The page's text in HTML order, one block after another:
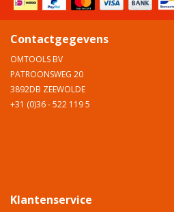
Contactgegevens
OMTOOLS BV
PATROONSWEG 20
3892DB ZEEWOLDE
+31 (0)36 - 522 119 5
Klantenservice